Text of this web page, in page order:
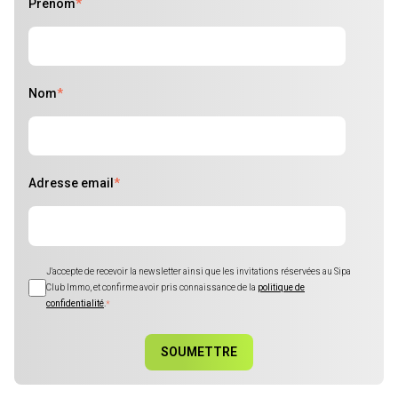
Prénom*
Nom*
Adresse email *
J'accepte de recevoir la newsletter ainsi que les invitations réservées au Sipa
Club Immo, et confirme avoir pris connaissance de la politique de
confidentialité*